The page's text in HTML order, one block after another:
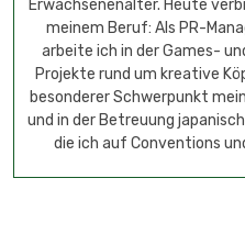
Erwachsenenalter. Heute
meinem Beruf: Als PR-
arbeite ich in der Games-
Projekte rund um kreative
besonderer Schwerpunkt
und in der Betreuung
die ich auf Conventions